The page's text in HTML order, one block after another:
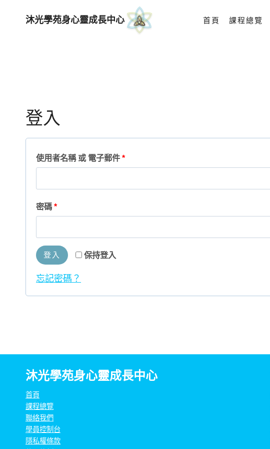
沐光學苑身心靈成長中心 首頁 課程總覽
登入
使用者名稱 或 電子郵件 *必
密碼 *必
保持登入
登入
忘記密碼？
沐光學苑身心靈成長中心
首頁
課程總覽
聯絡我們
學員控制台
隱私權條款